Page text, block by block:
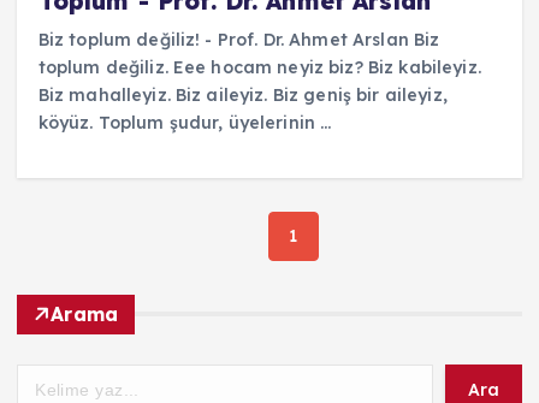
Biz toplum değiliz! - Prof. Dr. Ahmet Arslan Biz
toplum değiliz. Eee hocam neyiz biz? Biz kabileyiz.
Biz mahalleyiz. Biz aileyiz. Biz geniş bir aileyiz,
köyüz. Toplum şudur, üyelerinin ...
1
Arama
Ara